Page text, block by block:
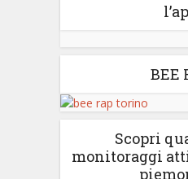
BEE
Scopri
monitoraggi